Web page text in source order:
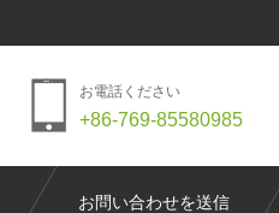
お電話ください
+86-769-85580985
お問い合わせを送信